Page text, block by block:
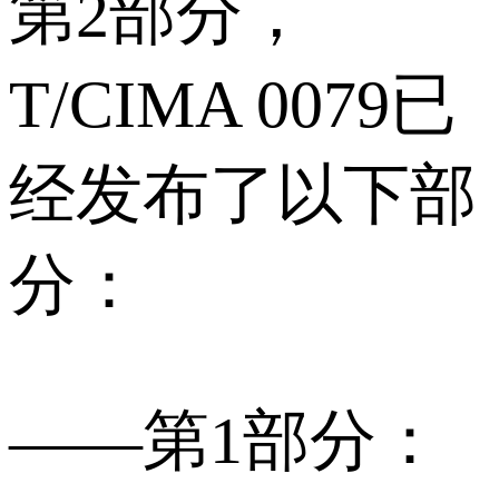
T/CIMA 0079已
经发布了以下部
分：
——第1部分：